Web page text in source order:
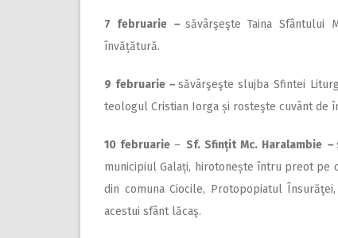
7 februarie – săvârşeşte Taina
învățătură.
9 februarie – săvârşeşte slujba Sfintei
teologul Cristian Iorga și rosteşte cuvânt de
10 februarie – Sf. Sfințit Mc. Haralambie –
municipiul Galați, hirotonește întru preot pe
din comuna Ciocile, Protopopiatul
acestui sfânt lăcaş.